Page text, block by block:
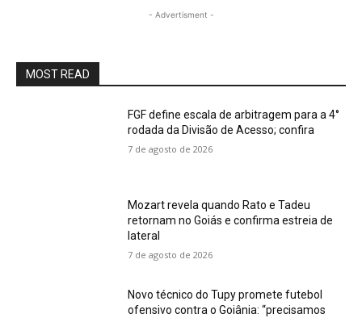
- Advertisment -
MOST READ
FGF define escala de arbitragem para a 4°
rodada da Divisão de Acesso; confira
7 de agosto de 2026
Mozart revela quando Rato e Tadeu
retornam no Goiás e confirma estreia de
lateral
7 de agosto de 2026
Novo técnico do Tupy promete futebol
ofensivo contra o Goiânia: “precisamos